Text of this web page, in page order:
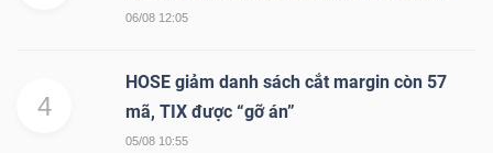
06/08 12:05
4
HOSE giảm danh sách cắt margin còn 57
mã, TIX được “gỡ án”
05/08 10:55
tác